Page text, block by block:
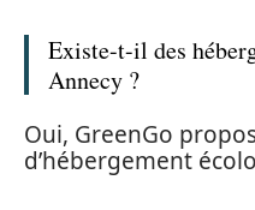
Existe-t-il des
Annecy ?
Oui, GreenGo
d’hébergement